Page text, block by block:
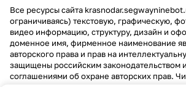
Все ресурсы сайта
ограничиваясь) текстовую, графическую,
видео информацию, структуру, дизайн и
доменное имя, фирменное наименование
авторского права и прав на
защищены российским законодательством
соглашениями об охране авторских прав.